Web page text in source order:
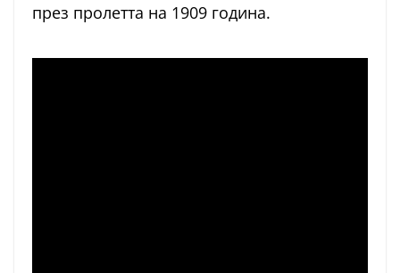
през пролетта на 1909 година.